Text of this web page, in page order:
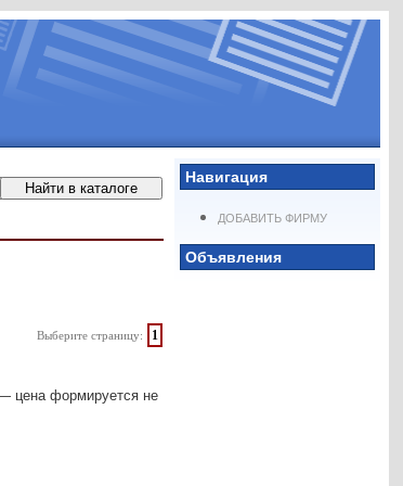
Навигация
ДОБАВИТЬ ФИРМУ
Объявления
Выберите страницу: 1
— цена формируется не